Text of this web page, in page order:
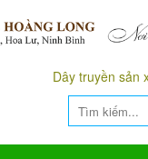
Dây truyền sản